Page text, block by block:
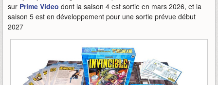
sur Prime Video dont la saison 4 est sortie en mars 2026, et la
saison 5 est en développement pour une sortie prévue début
2027